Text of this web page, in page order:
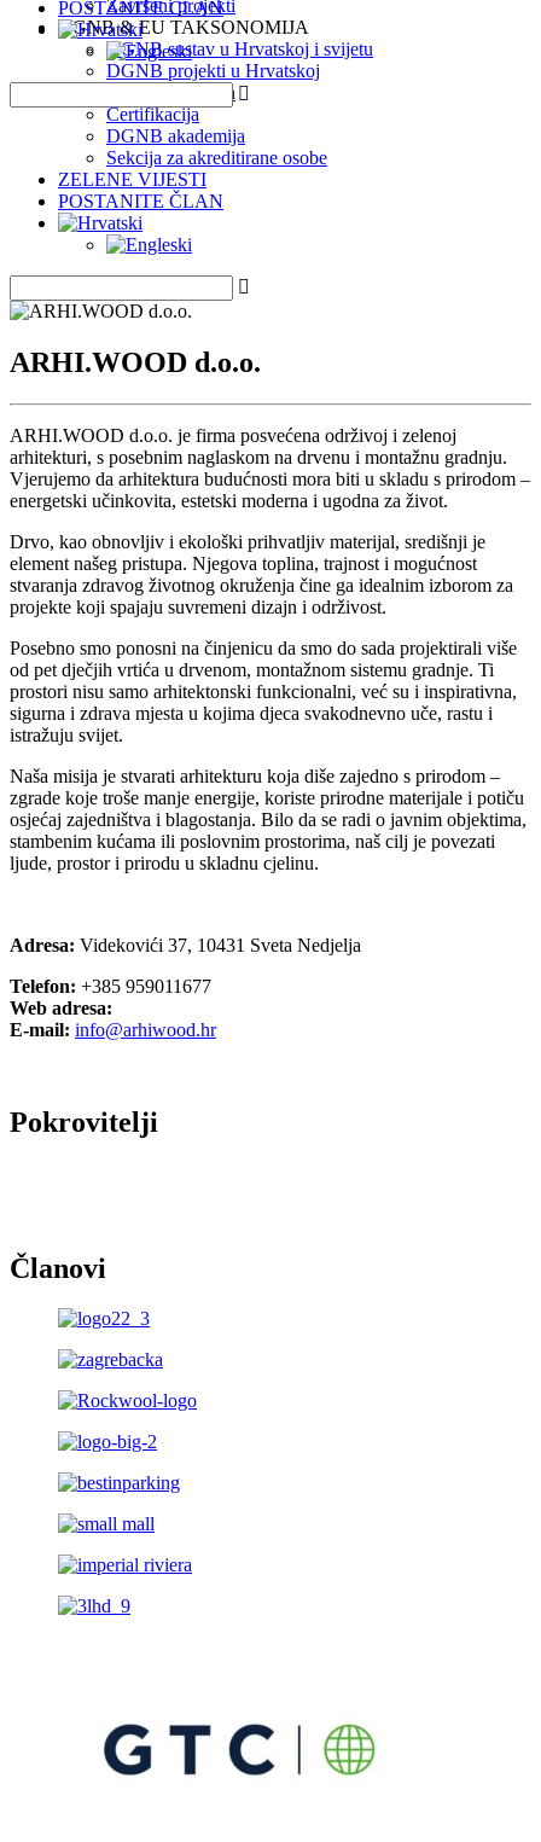
Završeni projekti
DGNB & EU TAKSONOMIJA
DGNB sustav u Hrvatskoj i svijetu
DGNB projekti u Hrvatskoj
EU Taksonomija
Certifikacija
DGNB akademija
Sekcija za akreditirane osobe
ZELENE VIJESTI
POSTANITE ČLAN
POSTANITE ČLAN
ARHI.WOOD d.o.o.
ARHI.WOOD d.o.o. je firma posvećena održivoj i zelenoj
arhitekturi, s posebnim naglaskom na drvenu i montažnu gradnju.
Vjerujemo da arhitektura budućnosti mora biti u skladu s prirodom –
energetski učinkovita, estetski moderna i ugodna za život.
Drvo, kao obnovljiv i ekološki prihvatljiv materijal, središnji je
element našeg pristupa. Njegova toplina, trajnost i mogućnost
stvaranja zdravog životnog okruženja čine ga idealnim izborom za
projekte koji spajaju suvremeni dizajn i održivost.
Posebno smo ponosni na činjenicu da smo do sada projektirali više
od pet dječjih vrtića u drvenom, montažnom sistemu gradnje. Ti
prostori nisu samo arhitektonski funkcionalni, već su i inspirativna,
sigurna i zdrava mjesta u kojima djeca svakodnevno uče, rastu i
istražuju svijet.
Naša misija je stvarati arhitekturu koja diše zajedno s prirodom –
zgrade koje troše manje energije, koriste prirodne materijale i potiču
osjećaj zajedništva i blagostanja. Bilo da se radi o javnim objektima,
stambenim kućama ili poslovnim prostorima, naš cilj je povezati
ljude, prostor i prirodu u skladnu cjelinu.
Adresa: Videkovići 37, 10431 Sveta Nedjelja
Telefon: +385 959011677
Web adresa:
E-mail: info@arhiwood.hr
Pokrovitelji
Članovi